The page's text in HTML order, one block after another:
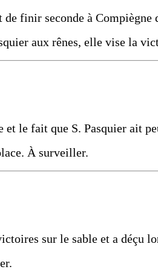
finir seconde à Compiègne
aux rênes, elle vise la
et le fait que S. Pasquier ait
À surveiller.
sur le sable et a déçu